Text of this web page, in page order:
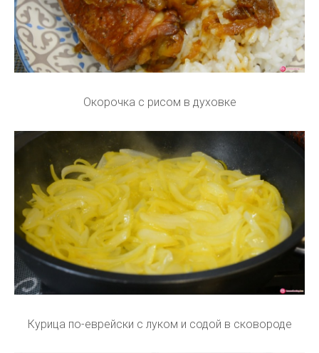
Окорочка с рисом в духовке
Курица по-еврейски с луком и содой в сковороде